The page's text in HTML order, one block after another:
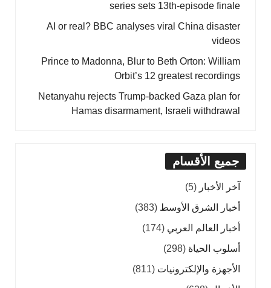
series sets 13th-episode finale
AI or real? BBC analyses viral China disaster
videos
Prince to Madonna, Blur to Beth Orton: William
Orbit’s 12 greatest recordings
Netanyahu rejects Trump-backed Gaza plan for
Hamas disarmament, Israeli withdrawal
جميع الأقسام
آخر الأخبار (5)
أخبار الشرق الأوسط (383)
أخبار العالم العربي (174)
أسلوب الحياة (298)
الأجهزة والإلكترونيات (811)